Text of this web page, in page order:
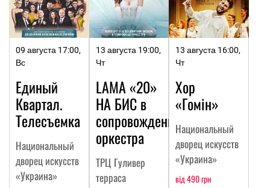
09 августа 17:00,
Вс
Единый
Квартал.
Телесъемка
Национальный
дворец искусств
«Украина»
13 августа 19:00,
Чт
LAMA «20»
НА БИC в
сопровождении
оркестра
ТРЦ Гуливер
терраса
13 августа 16:00,
Чт
Хор
«Гомін»
Национальный
дворец искусств
«Украина»
від 490 грн